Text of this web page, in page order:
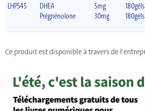
LHP545
DHEA
Prégnénolone
5mg
30mg
180géls
180géls
Ce produit est disponible à travers de